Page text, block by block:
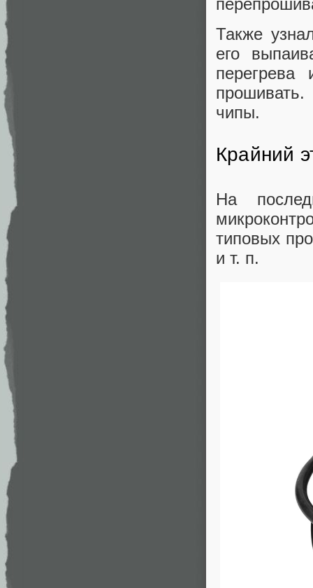
Также
его
чипы.
Крайний
На
типовых
и т. п.